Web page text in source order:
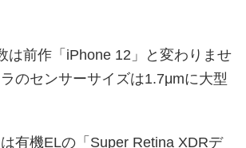
は前作「iPhone 12」と変わりませ
のセンサーサイズは1.7μmに大型
有機ELの「Super Retina XDRデ